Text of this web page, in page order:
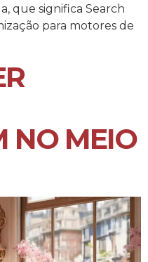
que significa Search
para motores de
NO MEIO